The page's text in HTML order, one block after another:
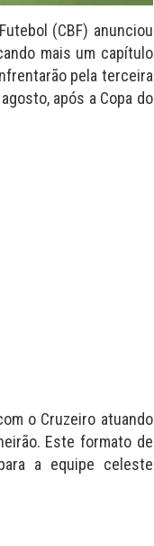
(CBF) anunciou
mais um capítulo
pela terceira
após a Copa do
o Cruzeiro atuando
Este formato de
a equipe celeste